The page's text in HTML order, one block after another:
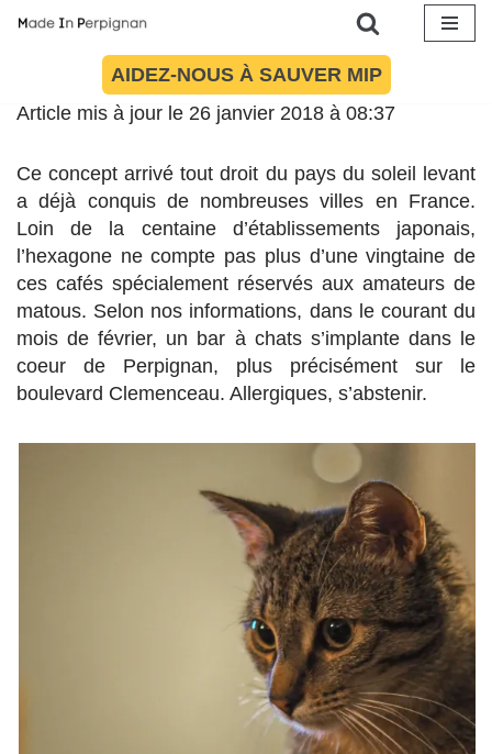
contenu
AIDEZ-NOUS À SAUVER MIP
Article mis à jour le 26 janvier 2018 à 08:37
Ce concept arrivé tout droit du pays du soleil levant
a déjà conquis de nombreuses villes en France.
Loin de la centaine d’établissements japonais,
l’hexagone ne compte pas plus d’une vingtaine de
ces cafés spécialement réservés aux amateurs de
matous. Selon nos informations, dans le courant du
mois de février, un bar à chats s’implante dans le
coeur de Perpignan, plus précisément sur le
boulevard Clemenceau. Allergiques, s’abstenir.